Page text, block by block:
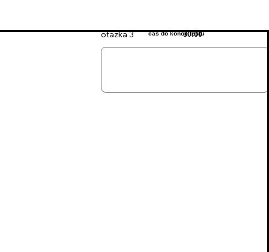
čas do konce testu
30:00
otázka 3